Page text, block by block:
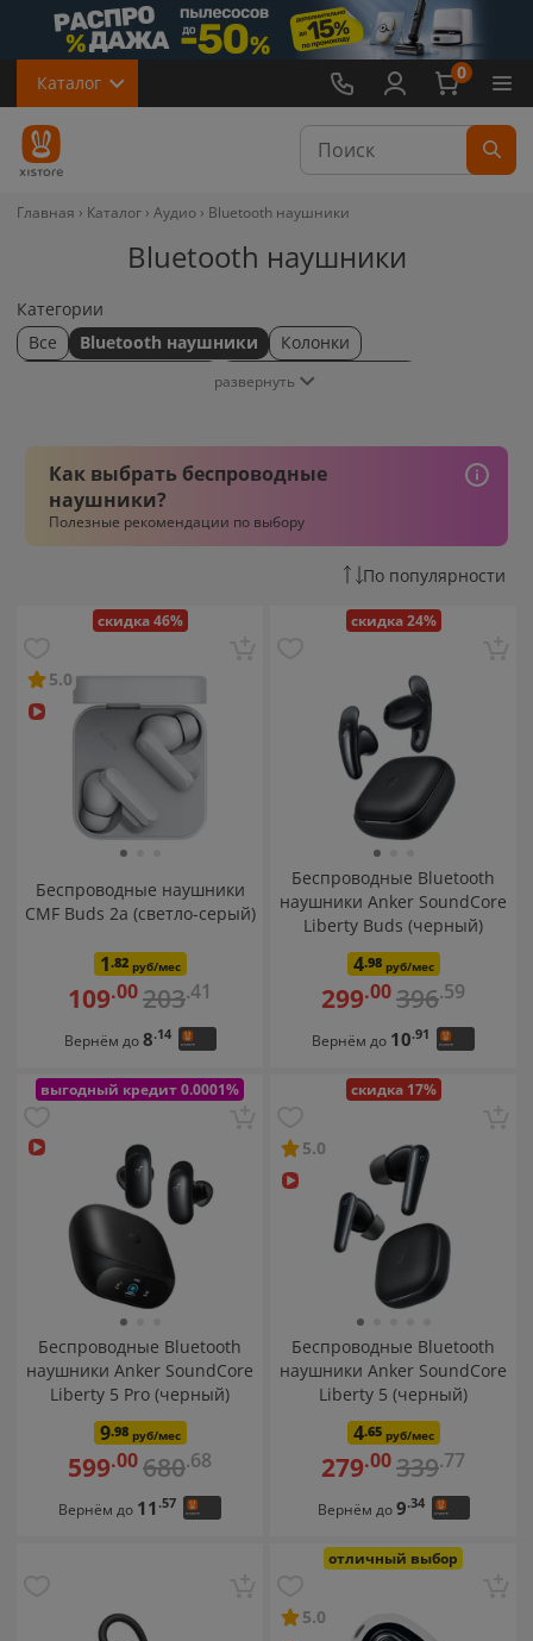
Каталог 0
Главная Каталог Аудио Bluetooth наушники
Bluetooth наушники
Категории
Все
Bluetooth наушники
Колонки
Наушники-вкладыши
развернуть
Как выбрать беспроводные
наушники?
Полезные рекомендации по выбору
По популярности
скидка 46%
5.0
Беспроводные наушники
CMF Buds 2a (светло-серый)
1.82руб/мес
109.00203.41
Вернём до8.14
скидка 24%
Беспроводные Bluetooth
наушники Anker SoundCore
Liberty Buds (черный)
4.98руб/мес
299.00396.59
Вернём до 10.91
выгодный кредит 0.0001%
Беспроводные Bluetooth
наушники Anker SoundCore
Liberty 5 Pro (черный)
9.98руб/мес
599.00680.68
Вернём до 11 .57
скидка 17%
5.0
Беспроводные Bluetooth
наушники Anker SoundCore
Liberty 5 (черный)
4.65руб/мес
279.00339.77
Вернём до9.34
отличный выбор
5.0